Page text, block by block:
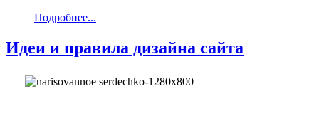
Подробнее...
Идеи и правила дизайна сайта